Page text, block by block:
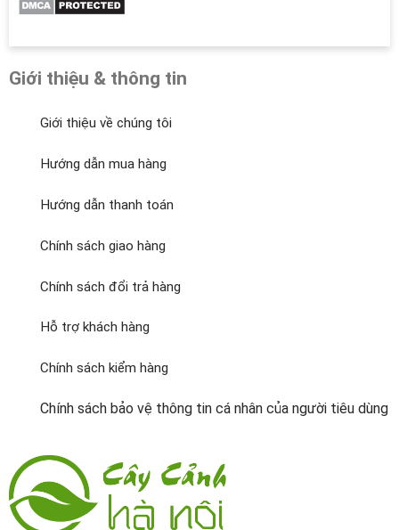
Giới thiệu & thông tin
Giới thiệu về chúng tôi
Hướng dẫn mua hàng
Hướng dẫn thanh toán
Chính sách giao hàng
Chính sách đổi trả hàng
Hỗ trợ khách hàng
Chính sách kiểm hàng
Chính sách bảo vệ thông tin cá nhân của người tiêu dùng